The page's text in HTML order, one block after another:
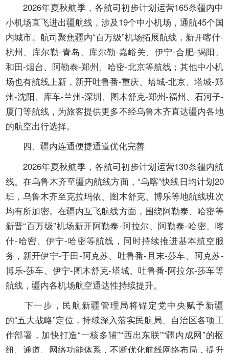
2026年夏秋航季，各航司初步计划运营165条疆内中
小机场直飞进出疆航线，涉及19个中小机场，通航45个国
内城市。航司聚焦疆内“百万级”机场拓展航线，新开喀什-
杭州、库尔勒-青岛、库尔勒-嘉峪关、伊宁-合肥-揭阳、
和田-烟台、阿勒泰-郑州、哈密-北京等航线；其他中小机
场也有航线上新，新开吐鲁番-重庆、塔城-北京、塔城-郑
州-沈阳、库车-兰州-深圳、图木舒克-郑州-福州、石河子-
厦门等航线，为旅客提供更多不经乌鲁木齐直达疆内各地
的航空出行选择。
四、疆内连通便捷通道优化完善
2026年夏秋航季，各航司初步计划运营130条疆内航
线。在乌鲁木齐至疆内航线方面，“乌喀”快线日均计划20
班，乌鲁木齐至克拉玛依、图木舒克、博乐等地航线班次
均有所加密。在疆内互飞航线方面，围绕阿勒泰、哈密等
新晋“百万级”机场新开阿勒泰-阿拉尔、阿勒泰-哈密、喀
什-哈密、伊宁-哈密等航线，同时持续推进基本航空服
务，新开伊宁-于田-阿克苏、吐鲁番-且末-莎车、阿克苏-
博乐-莎车、伊宁-图木舒克-塔城、吐鲁番-阿拉尔-莎车等
航线，疆内各机场航空通达性持续提升。
下一步，民航新疆管理局将锚定党中央赋予新疆
的“五大战略”定位，持续深入落实民航局、自治区各项工
作部署，加快打造“一核多辅”“西出东联”“疆内成网”的枢
纽、通道、网络功能体系，不断优化航线网络布局，提升